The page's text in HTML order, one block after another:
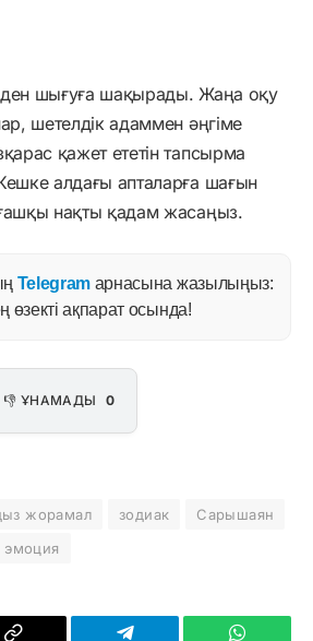
шығуға шақырады. Жаңа оқу
шетелдік адаммен әңгіме
қажет ететін тапсырма
алдағы апталарға шағын
нақты қадам жасаңыз.
Telegram арнасына жазылыңыз:
өзекті ақпарат осында!
👎 ҰНАМАДЫ 0
жорамал зодиак
Сарышаян
эмоция